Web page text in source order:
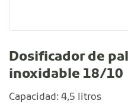
Dosificador de
inoxidable 18/10
Capacidad: 4,5 litros